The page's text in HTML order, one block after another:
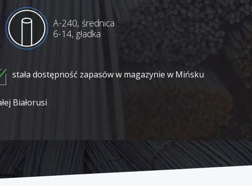
A-240, średnica
6-14, gładka
stała dostępność zapasów w magazynie w Mińsku
Białorusi